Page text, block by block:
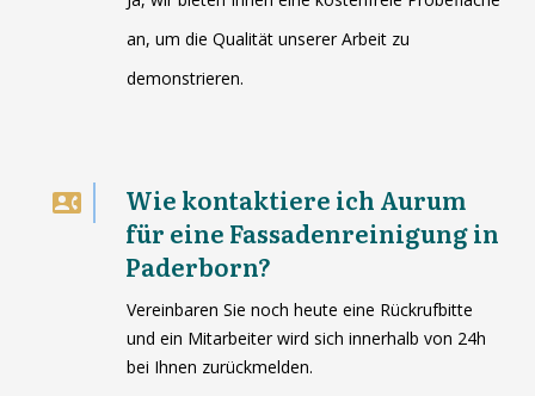
an, um die Qualität unserer Arbeit zu
demonstrieren.
Wie kontaktiere ich Aurum
für eine Fassadenreinigung in
Paderborn?
Vereinbaren Sie noch heute eine Rückrufbitte
und ein Mitarbeiter wird sich innerhalb von 24h
bei Ihnen zurückmelden.